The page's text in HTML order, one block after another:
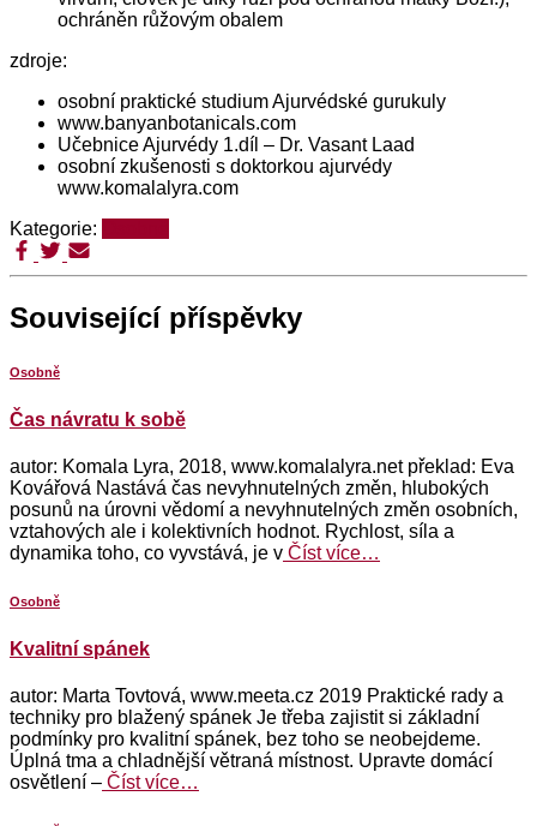
ochráněn růžovým obalem
zdroje:
osobní praktické studium Ajurvédské gurukuly
www.banyanbotanicals.com
Učebnice Ajurvédy 1.díl – Dr. Vasant Laad
osobní zkušenosti s doktorkou ajurvédy
www.komalalyra.com
Kategorie:
Související příspěvky
Osobně
Čas návratu k sobě
autor: Komala Lyra, 2018, www.komalalyra.net překlad: Eva
Kovářová Nastává čas nevyhnutelných změn, hlubokých
posunů na úrovni vědomí a nevyhnutelných změn osobních,
vztahových ale i kolektivních hodnot. Rychlost, síla a
dynamika toho, co vyvstává, je v Číst více…
Osobně
Kvalitní spánek
autor: Marta Tovtová, www.meeta.cz 2019 Praktické rady a
techniky pro blažený spánek Je třeba zajistit si základní
podmínky pro kvalitní spánek, bez toho se neobejdeme.
Úplná tma a chladnější větraná místnost. Upravte domácí
osvětlení – Číst více…